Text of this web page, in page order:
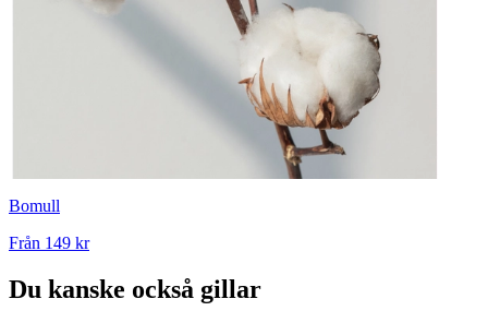
Bomull
Från 149 kr
Du kanske också gillar